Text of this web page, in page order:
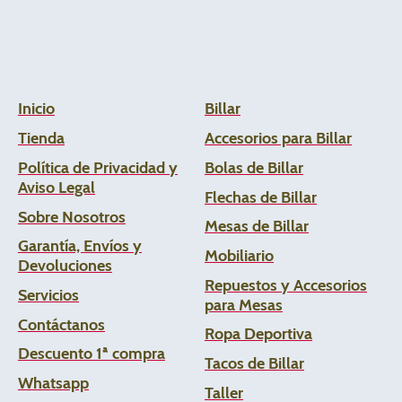
Inicio
Tienda
Política de Privacidad y
Aviso Legal
Sobre Nosotros
Garantía, Envíos y
Devoluciones
Servicios
Contáctanos
Descuento 1ª compra
Whatsapp
Billar
Accesorios para Billar
Bolas de Billar
Flechas de Billar
Mesas de Billar
Mobiliario
Repuestos y Accesorios
para Mesas
Ropa Deportiva
Tacos de Billar
Taller